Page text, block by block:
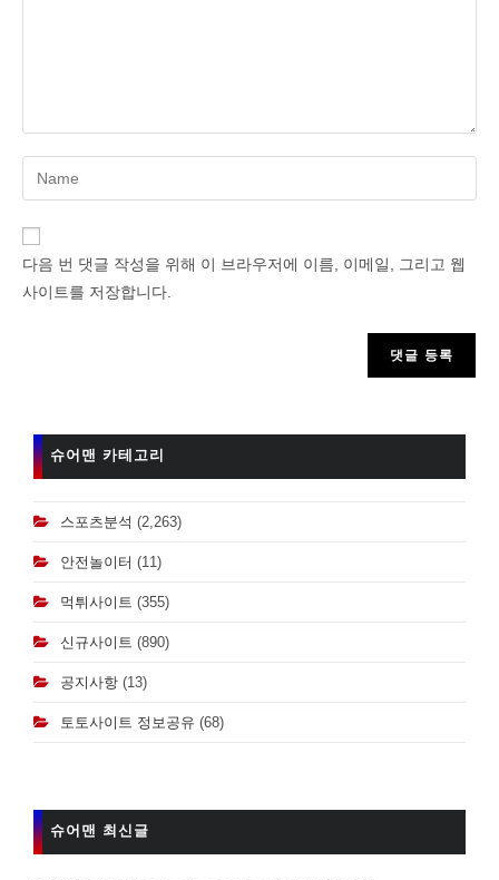
your
name
다음 번 댓글 작성을 위해 이 브라우저에 이름, 이메일, 그리고 웹
사이트를 저장합니다.
슈어맨 카테고리
스포츠분석 (2,263)
안전놀이터 (11)
먹튀사이트 (355)
신규사이트 (890)
공지사항 (13)
토토사이트 정보공유 (68)
슈어맨 최신글